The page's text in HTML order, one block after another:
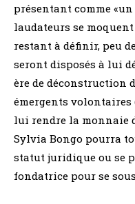
présentant comme
laudateurs se
restant à définir, peu
seront disposés à lui
ère de déconstruction
émergents volontaires
lui rendre la monnaie
Sylvia Bongo pourra
statut juridique ou se
fondatrice pour se